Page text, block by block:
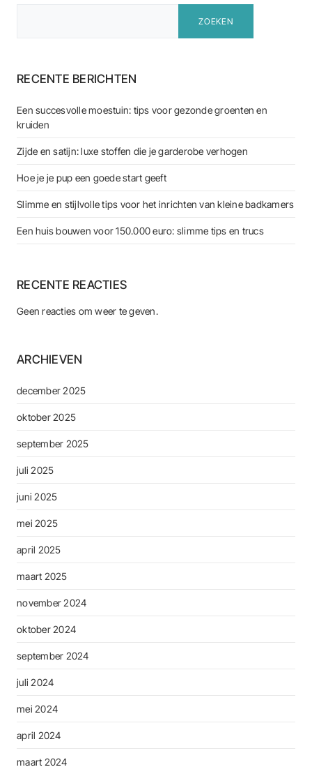
ZOEKEN
RECENTE BERICHTEN
Een succesvolle moestuin: tips voor gezonde groenten en
kruiden
Zijde en satijn: luxe stoffen die je garderobe verhogen
Hoe je je pup een goede start geeft
Slimme en stijlvolle tips voor het inrichten van kleine badkamers
Een huis bouwen voor 150.000 euro: slimme tips en trucs
RECENTE REACTIES
Geen reacties om weer te geven.
ARCHIEVEN
december 2025
oktober 2025
september 2025
juli 2025
juni 2025
mei 2025
april 2025
maart 2025
november 2024
oktober 2024
september 2024
juli 2024
mei 2024
april 2024
maart 2024